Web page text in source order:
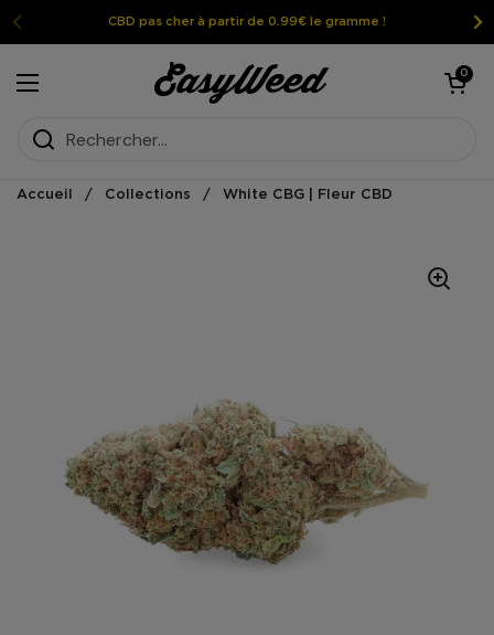
Passer au contenuCBD pas cher à partir de 0.99€ le gramme !
Ouvrir le menu
Ouvrir le
0
Accueil / Collections / White CBG | Fleur CBD